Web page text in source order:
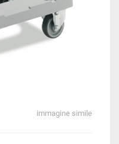
immagine simile